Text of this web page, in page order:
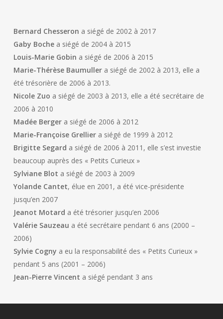
Olivier Merceron
Marcel Pierre
Bernard Thibaud
Bernard Chesseron a siégé de 2002 à 2017
Gaby Bochea siégé de 2004 à 2015
Louis-Marie Gobin a siégé de 2006 à 2015
Marie-Thérèse Baumullera siégé de 2002 à 2013, elle a
été trésorière de 2006 à 2013.
Nicole Zuo a siégé de 2003 à 2013, elle a été secrétaire de
2006 à 2010
Madée Bergera siégé de 2006 à 2012
Marie-Françoise Grelliera siégé de 1999 à 2012
Brigitte Segard a siégé de 2006 à 2011, elle s’est investie
beaucoup auprès des « Petits Curieux »
Sylviane Blot a siégé de 2003 à 2009
Yolande Cantet, élue en 2001, a été vice-présidente
jusqu’en 2007
Jeanot Motard a été trésorier jusqu’en 2006
Valérie Sauzeau a été secrétaire pendant 6 ans (2000 –
2006)
Sylvie Cogny a eu la responsabilité des « Petits Curieux »
pendant 5 ans (2001 – 2006)
Jean-Pierre Vincent a siégé pendant 3 ans